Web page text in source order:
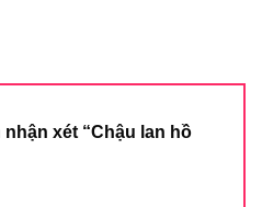
xét “Chậu lan hồ